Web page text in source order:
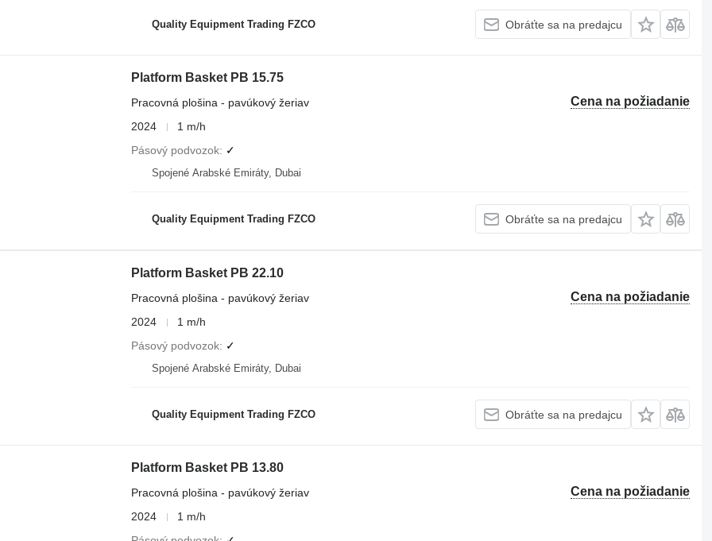
Quality Equipment Trading FZCO Obráťte sa na predajcu
Platform Basket PB 15.75
Cena na požiadanie
Pracovná plošina - pavúkový žeriav
2024
1 m/h
Pásový podvozok
✓
Spojené Arabské Emiráty, Dubai
Quality Equipment Trading FZCO Obráťte sa na predajcu
Platform Basket PB 22.10
Cena na požiadanie
Pracovná plošina - pavúkový žeriav
2024
1 m/h
Pásový podvozok
✓
Spojené Arabské Emiráty, Dubai
Quality Equipment Trading FZCO Obráťte sa na predajcu
Platform Basket PB 13.80
Cena na požiadanie
Pracovná plošina - pavúkový žeriav
2024
1 m/h